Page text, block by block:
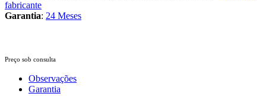
fabricante
Garantia: 24 Meses
Preço sob consulta
Observações
Garantia